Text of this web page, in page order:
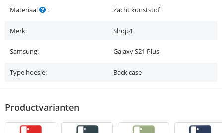
Materiaal : Zacht kunststof
Merk: Shop4
Samsung: Galaxy S21 Plus
Type hoesje: Back case
Productvarianten